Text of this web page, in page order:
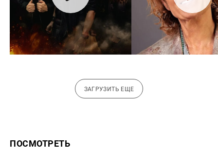
ЗАГРУЗИТЬ ЕЩЕ
ПОСМОТРЕТЬ